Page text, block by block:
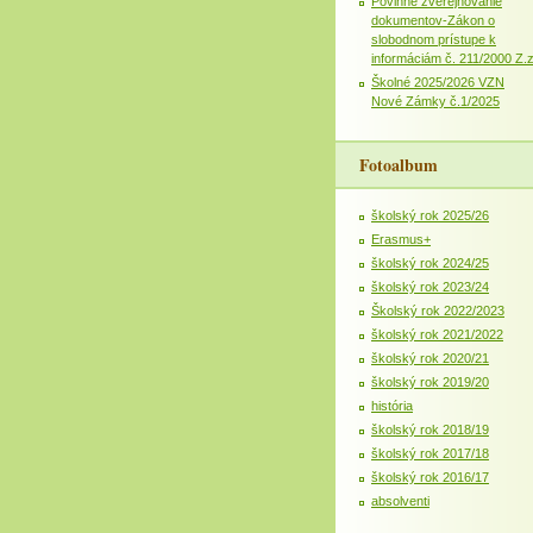
dokumentov-Zákon o
slobodnom prístupe k
informáciám č. 211/2000 Z.z
Školné 2025/2026 VZN
Nové Zámky č.1/2025
Fotoalbum
školský rok 2025/26
Erasmus+
školský rok 2024/25
školský rok 2023/24
Školský rok 2022/2023
školský rok 2021/2022
školský rok 2020/21
školský rok 2019/20
história
školský rok 2018/19
školský rok 2017/18
školský rok 2016/17
absolventi